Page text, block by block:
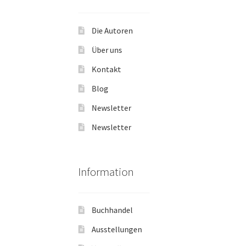
Die Autoren
Über uns
Kontakt
Blog
Newsletter
Newsletter
Information
Buchhandel
Ausstellungen